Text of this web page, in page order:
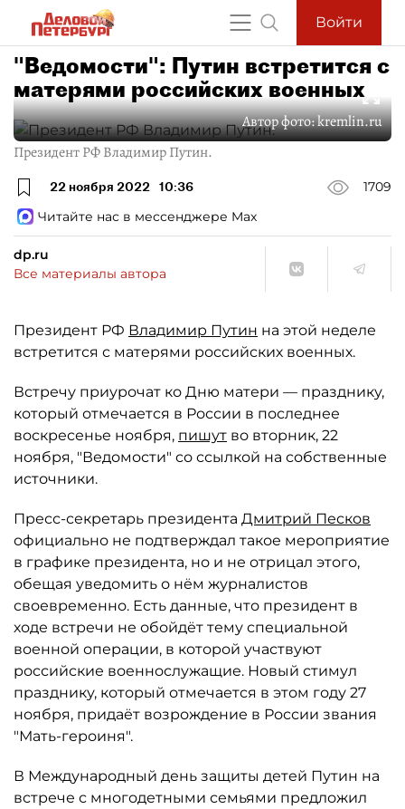
Войти
"Ведомости": Путин встретится с
матерями российских военных
Автор фото:kremlin.ru
Президент РФ Владимир Путин.
22 ноября 2022 10:36
1709
Читайте нас в мессенджере Max
dp.ru
Все материалы автора
Президент РФ Владимир Путин на этой неделе
встретится с матерями российских военных.
Встречу приурочат ко Дню матери — празднику,
который отмечается в России в последнее
воскресенье ноября, пишут во вторник, 22
ноября, "Ведомости" со ссылкой на собственные
источники.
Пресс-секретарь президента Дмитрий Песков
официально не подтверждал такое мероприятие
в графике президента, но и не отрицал этого,
обещая уведомить о нём журналистов
своевременно. Есть данные, что президент в
ходе встречи не обойдёт тему специальной
военной операции, в которой участвуют
российские военнослужащие. Новый стимул
празднику, который отмечается в этом году 27
ноября, придаёт возрождение в России звания
"Мать-героиня".
В Международный день защиты детей Путин на
встрече с многодетными семьями предложил